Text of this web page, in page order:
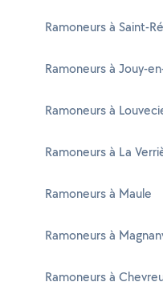
Ramoneurs à Saint-
Ramoneurs à Jouy-
Ramoneurs à
Ramoneurs à La
Ramoneurs à Maule
Ramoneurs à
Ramoneurs à